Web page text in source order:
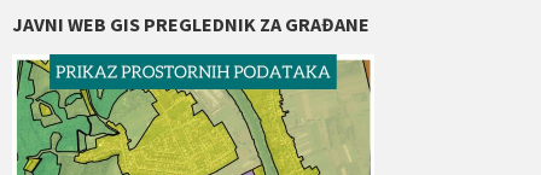
JAVNI WEB GIS PREGLEDNIK ZA GRAĐANE